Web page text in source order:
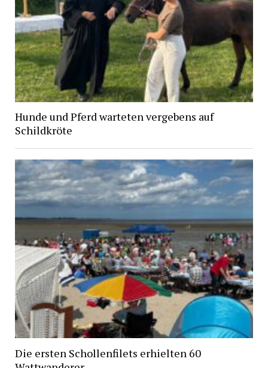
Hunde und Pferd warteten vergebens auf
Schildkröte
Die ersten Schollenfilets erhielten 60